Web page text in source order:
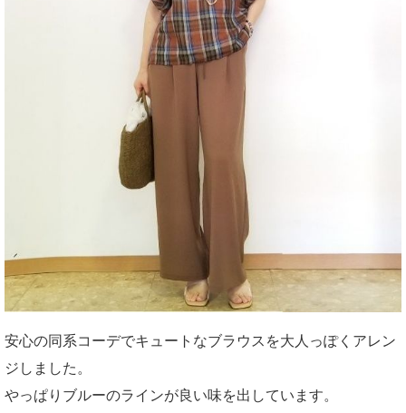
安心の同系コーデでキュートなブラウスを大人っぽくアレン
ジしました。
やっぱりブルーのラインが良い味を出しています。